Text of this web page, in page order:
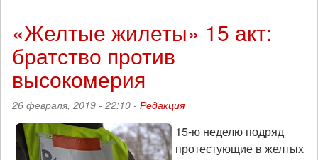
акт
пусть
расцветают
сто
цветов,
но
все
–
«Желтые жилеты» 15 акт:
братство против
высокомерия
26 февраля, 2019 - 22:10 - Редакция
15-ю неделю подряд
протестующие в желтых